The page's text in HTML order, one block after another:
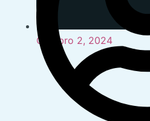
Outubro 2, 2024